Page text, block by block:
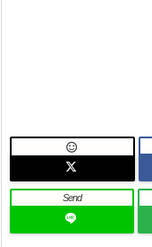

Send